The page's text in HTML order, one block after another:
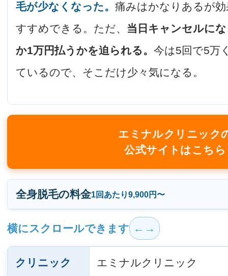
毛が少なくなった。 痛みはかなりあるが
すすめできる。ただ、 当日キャンセルに
か1万円払うかを迫られる。 今は5回で5万
ているので、そこだけ少々気になる。
エミナルクリニック
公式サイトはこちら
全身脱毛の料金1回あたり9,900円〜
横にスクロールできます
クリニック エミナルクリニック